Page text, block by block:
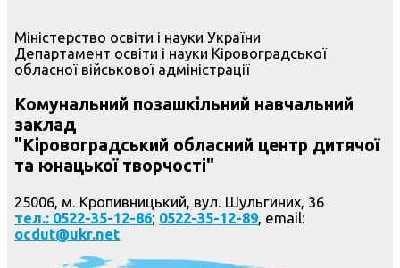
Міністерство освіти і науки України
Департамент освіти і науки Кіровоградської
обласної військової адміністрації
Комунальний позашкільний навчальний
заклад
"Кіровоградський обласний центр дитячої
та юнацької творчості"
25006, м. Кропивницький, вул. Шульгиних, 36
тел.: 0522-35-12-86; 0522-35-12-89, email:
ocdut@ukr.net